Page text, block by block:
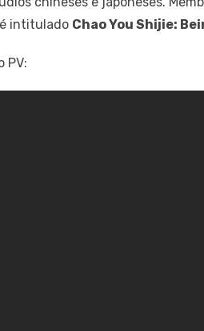
intitulado Chao You Shijie:
PV: